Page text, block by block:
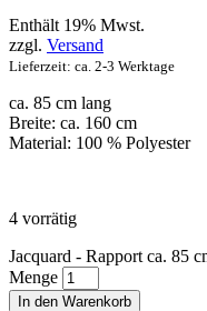
Enthält 19% Mwst.
zzgl. Versand
Lieferzeit: ca. 2-3 Werktage
ca. 85 cm lang
Breite: ca. 160 cm
Material: 100 % Polyester
4 vorrätig
Jacquard - Rapport ca. 85
Menge
In den Warenkorb